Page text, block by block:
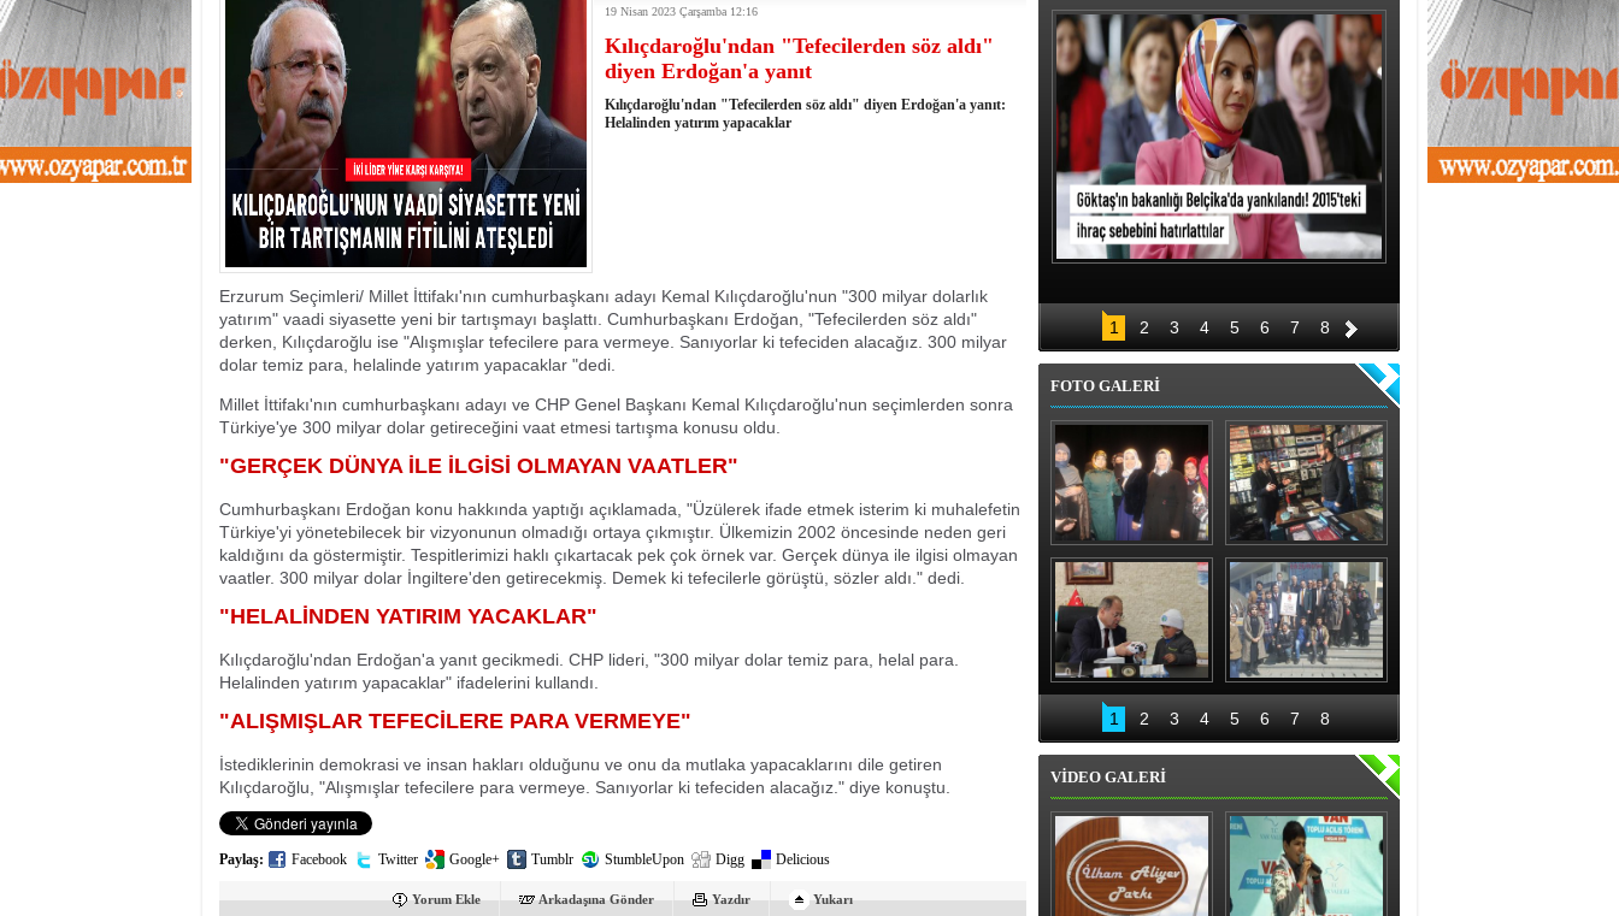
13:01- Sekmen oyunu kullandı
12:46- Erzurum 2019 Yerel Seçim Seçim Sonuçları
11:33- Canan Uçar projelerini açıkladı
11:27- Uçar: Çılgın projem şehri Mehmet Sekmen'den kurtarmak!
11:02
- AK Parti'de sıra belediye meclis üyesi adaylarında
10:54
- CHP'nin İstanbul'da 11 ilçe adayı daha belli oldu
10:20- CHP'nin Ümraniye adayı Aykut Erdoğdu oldu
10:13- Gürsel Tekin CHP'den istifa etti
13:42 - DEM Parti'de ön seçim tamamlandı: Erzurum'da 4 ilçede sandığa gidildi
19 Nisan 2023 Çarşamba 12:16
Kılıçdaroğlu'ndan "Tefecilerden söz aldı"
diyen Erdoğan'a yanıt
Kılıçdaroğlu'ndan "Tefecilerden söz aldı" diyen Erdoğan'a yanıt:
Helalinden yatırım yapacaklar
Erzurum Seçimleri/ Millet İttifakı'nın cumhurbaşkanı adayı Kemal Kılıçdaroğlu'nun "300 milyar dolarlık
yatırım" vaadi siyasette yeni bir tartışmayı başlattı. Cumhurbaşkanı Erdoğan, "Tefecilerden söz aldı"
derken, Kılıçdaroğlu ise "Alışmışlar tefecilere para vermeye. Sanıyorlar ki tefeciden alacağız. 300 milyar
dolar temiz para, helalinde yatırım yapacaklar "dedi.
Millet İttifakı'nın cumhurbaşkanı adayı ve CHP Genel Başkanı Kemal Kılıçdaroğlu'nun seçimlerden sonra
Türkiye'ye 300 milyar dolar getireceğini vaat etmesi tartışma konusu oldu.
"GERÇEK DÜNYA İLE İLGİSİ OLMAYAN VAATLER"
Cumhurbaşkanı Erdoğan konu hakkında yaptığı açıklamada, "Üzülerek ifade etmek isterim ki muhalefetin
Türkiye'yi yönetebilecek bir vizyonunun olmadığı ortaya çıkmıştır. Ülkemizin 2002 öncesinde neden geri
kaldığını da göstermiştir. Tespitlerimizi haklı çıkartacak pek çok örnek var. Gerçek dünya ile ilgisi olmayan
vaatler. 300 milyar dolar İngiltere'den getirecekmiş. Demek ki tefecilerle görüştü, sözler aldı." dedi.
"HELALİNDEN YATIRIM YACAKLAR"
Kılıçdaroğlu'ndan Erdoğan'a yanıt gecikmedi. CHP lideri, "300 milyar dolar temiz para, helal para.
Helalinden yatırım yapacaklar" ifadelerini kullandı.
"ALIŞMIŞLAR TEFECİLERE PARA VERMEYE"
İstediklerinin demokrasi ve insan hakları olduğunu ve onu da mutlaka yapacaklarını dile getiren
Kılıçdaroğlu, "Alışmışlar tefecilere para vermeye. Sanıyorlar ki tefeciden alacağız." diye konuştu.
Paylaş: Facebook Twitter Google+ Tumblr StumbleUpon Digg Delicious
Yorum Ekle Arkadaşına Gönder Yazdır Yukarı
1 2 3 4 5 6 7 8
FOTO GALERİ
Hınıslı kadınlardan
'evet' sözü
Recep Aydın ve ekibi
geceli gündüzlü
çalışıyor
Bakan Akdağ
Oltu’da
Palandöken İlçe
Başkanlığından 15
Temmuz kahraman
kadınlar sergisi
1 2 3 4 5 6 7 8
VİDEO GALERİ